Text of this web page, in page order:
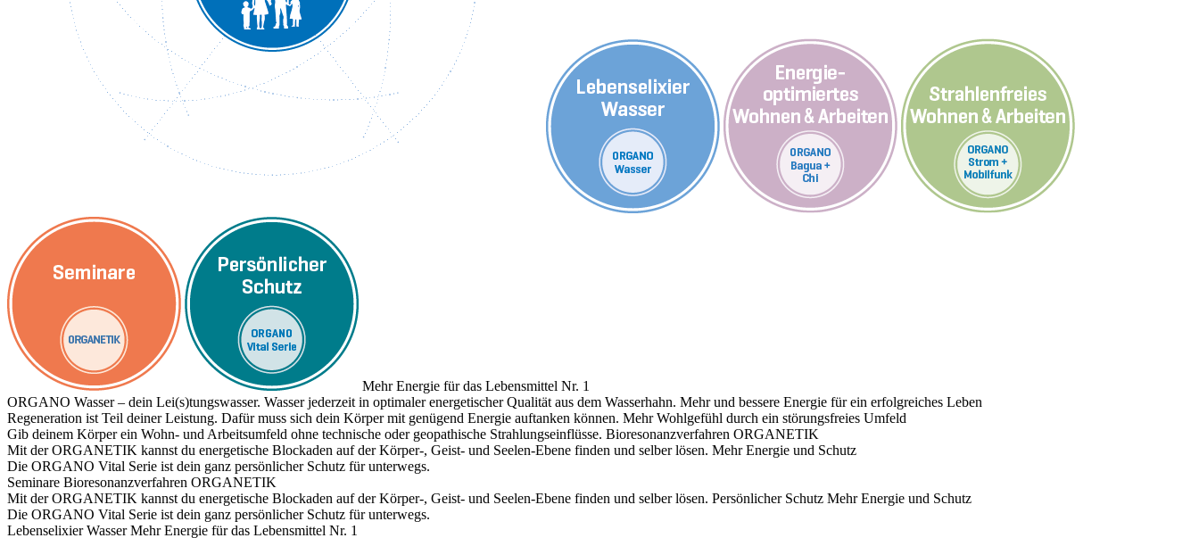
Mehr Energie für das Lebensmittel Nr. 1
ORGANO Wasser – dein Lei(s)tungswasser. Wasser jederzeit in optimaler energetischer Qualität aus dem Wasserhahn. Mehr und bessere Energie für ein erfolgreiches Leben
Regeneration ist Teil deiner Leistung. Dafür muss sich dein Körper mit genügend Energie auftanken können. Mehr Wohlgefühl durch ein störungsfreies Umfeld
Gib deinem Körper ein Wohn- und Arbeitsumfeld ohne technische oder geopathische Strahlungseinflüsse. Bioresonanzverfahren ORGANETIK
Mit der ORGANETIK kannst du energetische Blockaden auf der Körper-, Geist- und Seelen-Ebene finden und selber lösen. Mehr Energie und Schutz
Die ORGANO Vital Serie ist dein ganz persönlicher Schutz für unterwegs.
Seminare Bioresonanzverfahren ORGANETIK
Mit der ORGANETIK kannst du energetische Blockaden auf der Körper-, Geist- und Seelen-Ebene finden und selber lösen. Persönlicher Schutz Mehr Energie und Schutz
Die ORGANO Vital Serie ist dein ganz persönlicher Schutz für unterwegs.
Lebenselixier Wasser Mehr Energie für das Lebensmittel Nr. 1